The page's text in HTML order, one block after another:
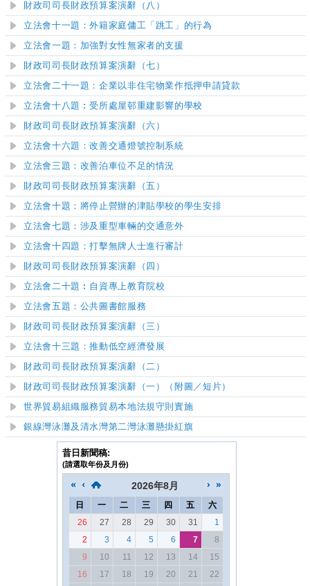
財政司司長財政預算案演辭（八）
立法會十一題：外籍家庭傭工「跳工」的行為
立法會一題：加強對女性無家者的支援
財政司司長財政預算案演辭（七）
立法會二十一題：企業以非住宅物業作抵押申請貸款
立法會十八題︰受所處屋邨重建影響的學校
財政司司長財政預算案演辭（六）
​立法會十六題：改善交通燈號控制系統
立法會三題：改善泊車位不足的情況
財政司司長財政預算案演辭（五）
立法會十題：將停止營辦的津貼學校的學生安排
立法會七題：涉及重型車輛的交通意外
立法會十四題：打擊無牌人士進行審計
財政司司長財政預算案演辭（四）
立法會二十題︰自資專上教育院校
立法會五題：公共圖書館服務
財政司司長財政預算案演辭（三）
立法會十三題：推動低空經濟發展
財政司司長財政預算案演辭（二）
財政司司長財政預算案演辭（一）（附圖／短片）
世界貿易組織服務貿易本地法規守則實施
銀線灣泳灘及清水灣第二灣泳灘懸掛紅旗
昔日新聞稿:
(請選取年份及月份)
2026年8月
日 一 二 三 四 五
六
26
27 28 29 30 31
1
2
3 4 5 6 7
8
9
10 11 12 13 14
15
16
17 18 19 20 21 22